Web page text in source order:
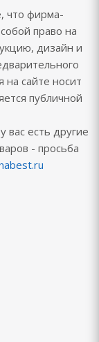
что фирма-
право на
дизайн и
сайте носит
публичной
вас есть другие
- просьба